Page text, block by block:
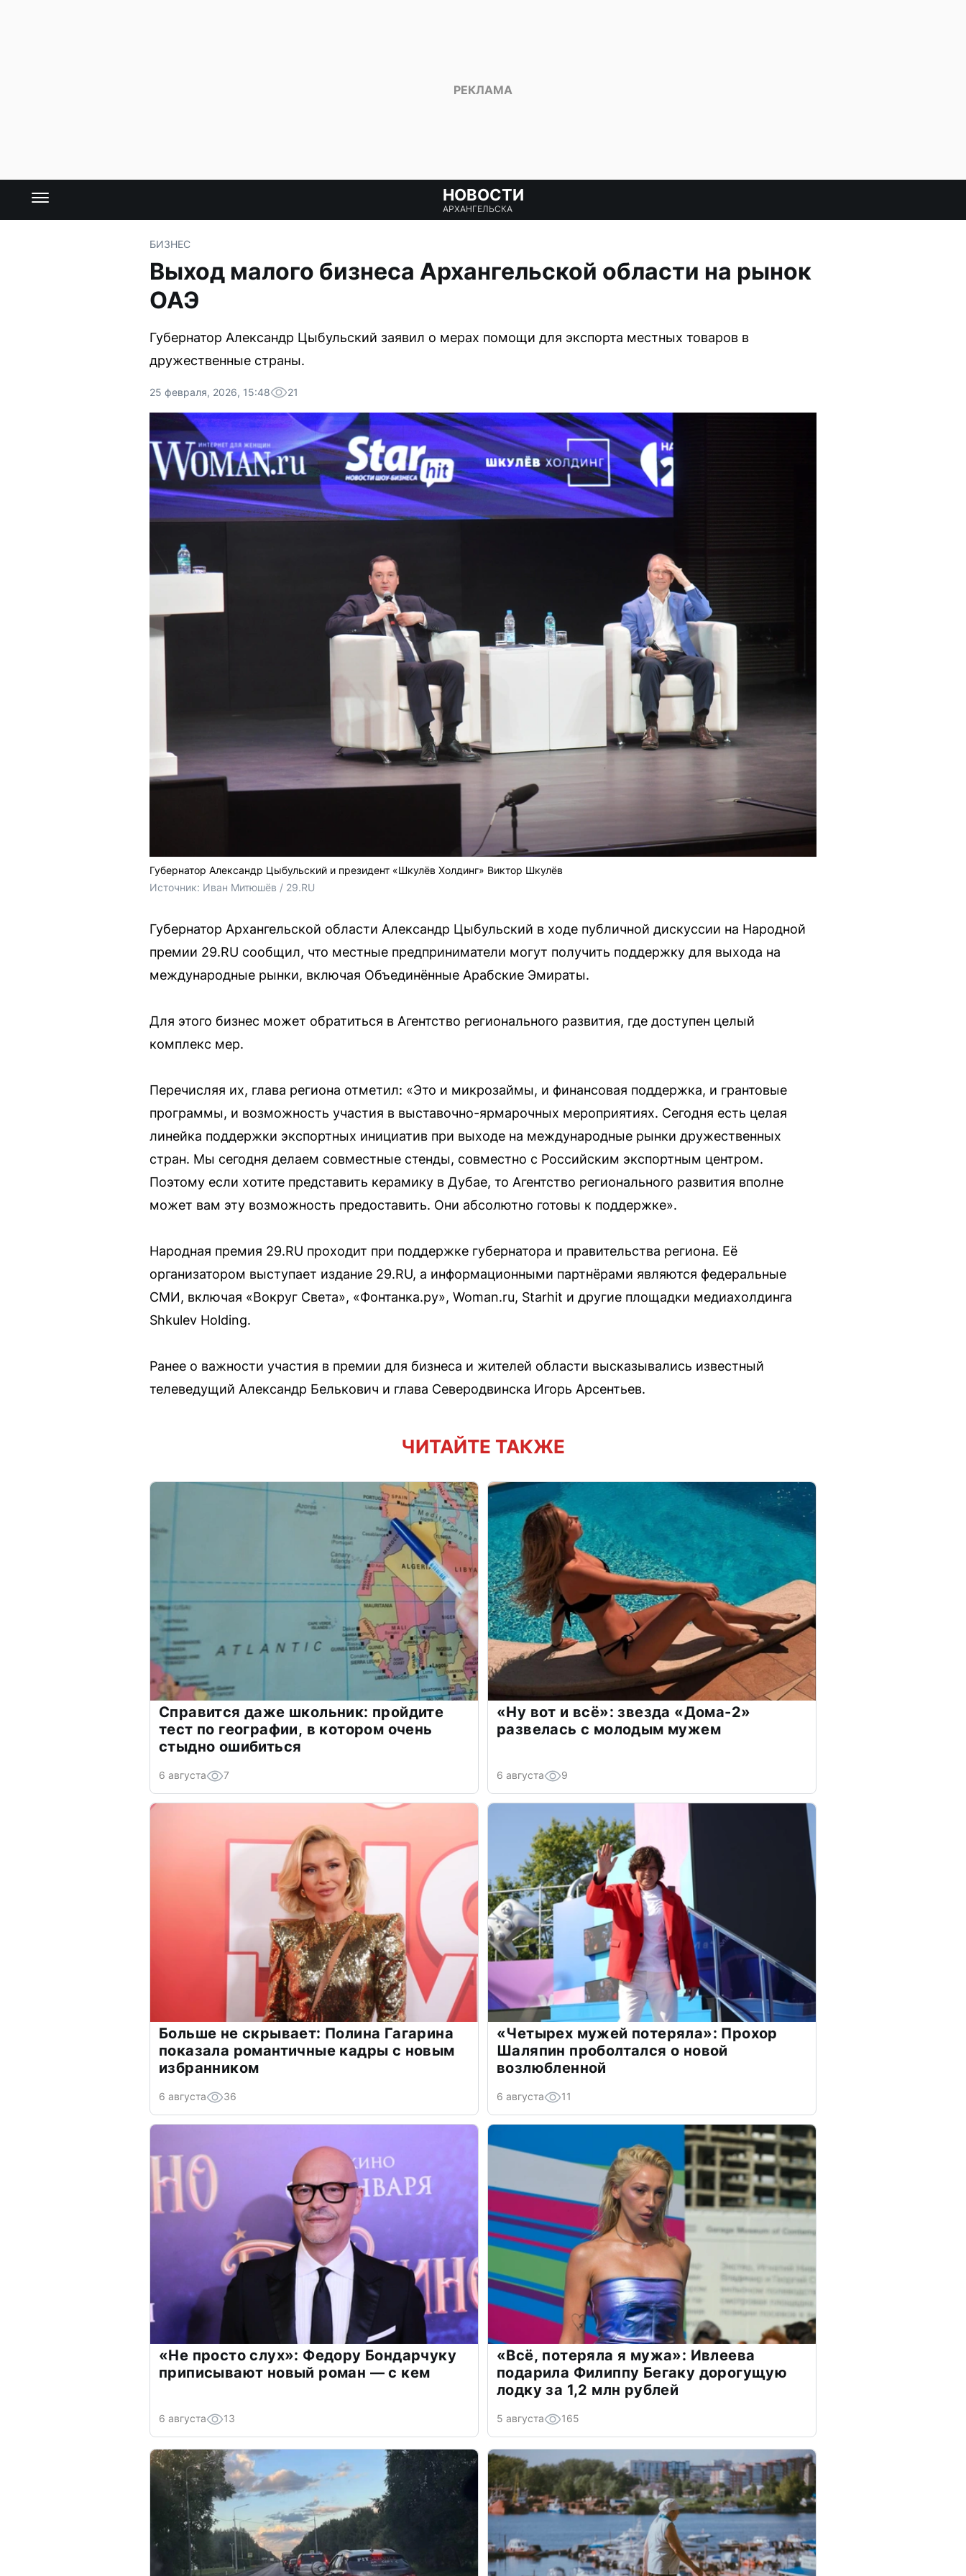
НОВОСТИ
АРХАНГЕЛЬСКА
БИЗНЕС
Выход малого бизнеса Архангельской области на рынок
ОАЭ
Губернатор Александр Цыбульский заявил о мерах помощи для экспорта местных товаров в
дружественные страны.
25 февраля, 2026, 15:48 21
Губернатор Александр Цыбульский и президент «Шкулёв Холдинг» Виктор Шкулёв
Источник: Иван Митюшёв / 29.RU
Губернатор Архангельской области Александр Цыбульский в ходе публичной дискуссии на Народной
премии 29.RU сообщил, что местные предприниматели могут получить поддержку для выхода на
международные рынки, включая Объединённые Арабские Эмираты.
Для этого бизнес может обратиться в Агентство регионального развития, где доступен целый
комплекс мер.
Перечисляя их, глава региона отметил: «Это и микрозаймы, и финансовая поддержка, и грантовые
программы, и возможность участия в выставочно-ярмарочных мероприятиях. Сегодня есть целая
линейка поддержки экспортных инициатив при выходе на международные рынки дружественных
стран. Мы сегодня делаем совместные стенды, совместно с Российским экспортным центром.
Поэтому если хотите представить керамику в Дубае, то Агентство регионального развития вполне
может вам эту возможность предоставить. Они абсолютно готовы к поддержке».
Народная премия 29.RU проходит при поддержке губернатора и правительства региона. Её
организатором выступает издание 29.RU, а информационными партнёрами являются федеральные
СМИ, включая «Вокруг Света», «Фонтанка.ру», Woman.ru, Starhit и другие площадки медиахолдинга
Shkulev Holding.
Ранее о важности участия в премии для бизнеса и жителей области высказывались известный
телеведущий Александр Белькович и глава Северодвинска Игорь Арсентьев.
ЧИТАЙТЕ ТАКЖЕ
Справится даже школьник: пройдите
тест по географии, в котором очень
стыдно ошибиться
6 августа 7
«Ну вот и всё»: звезда «Дома-2»
развелась с молодым мужем
6 августа 9
Больше не скрывает: Полина Гагарина
показала романтичные кадры с новым
избранником
6 августа 36
«Четырех мужей потеряла»: Прохор
Шаляпин проболтался о новой
возлюбленной
6 августа 11
«Не просто слух»: Федору Бондарчуку
приписывают новый роман — с кем
6 августа 13
«Всё, потеряла я мужа»: Ивлеева
подарила Филиппу Бегаку дорогущую
лодку за 1,2 млн рублей
5 августа 165